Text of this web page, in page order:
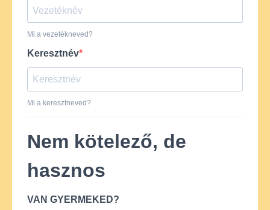
Mi a vezetékneved?
Keresztnév
Mi a keresztneved?
Nem kötelező, de
hasznos
VAN GYERMEKED?